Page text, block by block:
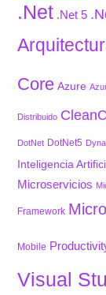
.Net .Net 5
Core Azure
Distribuido
DotNet DotNet5
Inteligencia
Microservicios
Framework
Mobile
Visual